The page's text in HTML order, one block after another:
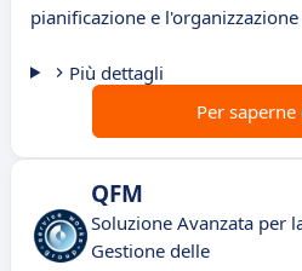
pianificazione e
Più dettagli
Per
QFM
Soluzione Avanzata per
Gestione delle